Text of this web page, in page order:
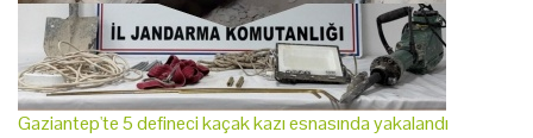
Gaziantep'te 5 defineci kaçak kazı esnasında yakalandı